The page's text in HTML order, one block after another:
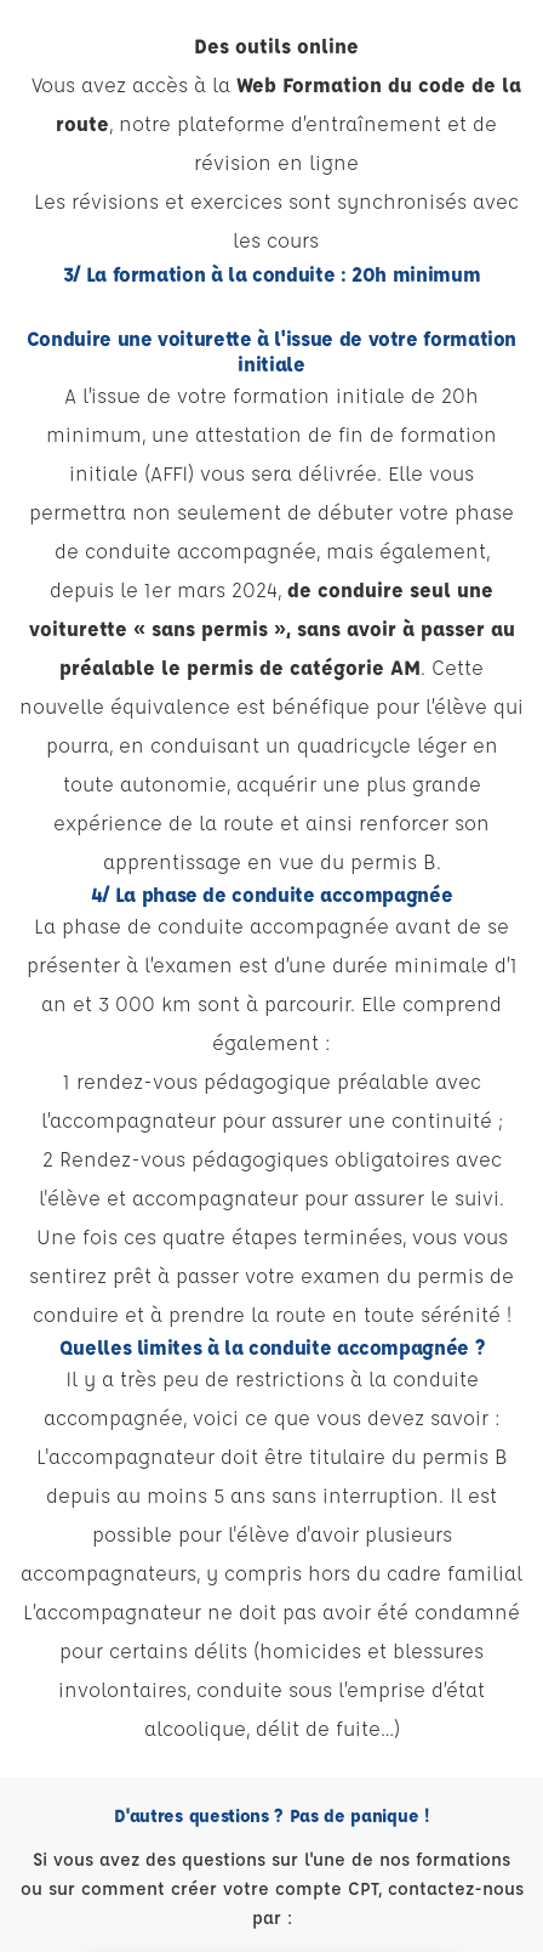
Des outils online
Vous avez accès à la Web Formation du code de la
route, notre plateforme d’entraînement et de
révision en ligne
Les révisions et exercices sont synchronisés avec
les cours
3/ La formation à la conduite : 20h minimum
Conduire une voiturette à l'issue de votre formation
initiale
A l’issue de votre formation initiale de 20h
minimum, une attestation de fin de formation
initiale (AFFI) vous sera délivrée. Elle vous
permettra non seulement de débuter votre phase
de conduite accompagnée, mais également,
depuis le 1er mars 2024, de conduire seul une
voiturette « sans permis », sans avoir à passer au
préalable le permis de catégorie AM. Cette
nouvelle équivalence est bénéfique pour l’élève qui
pourra, en conduisant un quadricycle léger en
toute autonomie, acquérir une plus grande
expérience de la route et ainsi renforcer son
apprentissage en vue du permis B.
4/ La phase de conduite accompagnée
La phase de conduite accompagnée avant de se
présenter à l’examen est d’une durée minimale d’1
an et 3 000 km sont à parcourir. Elle comprend
également :
1 rendez-vous pédagogique préalable avec
l’accompagnateur pour assurer une continuité ;
2 Rendez-vous pédagogiques obligatoires avec
l'élève et accompagnateur pour assurer le suivi.
Une fois ces quatre étapes terminées, vous vous
sentirez prêt à passer votre examen du permis de
conduire et à prendre la route en toute sérénité !
Quelles limites à la conduite accompagnée ?
Il y a très peu de restrictions à la conduite
accompagnée, voici ce que vous devez savoir :
L'accompagnateur doit être titulaire du permis B
depuis au moins 5 ans sans interruption. Il est
possible pour l'élève d'avoir plusieurs
accompagnateurs, y compris hors du cadre familial
L’accompagnateur ne doit pas avoir été condamné
pour certains délits (homicides et blessures
involontaires, conduite sous l’emprise d’état
alcoolique, délit de fuite…)
D'autres questions ? Pas de panique !
Si vous avez des questions sur l'une de nos formations
ou sur comment créer votre compte CPT, contactez-nous
par :